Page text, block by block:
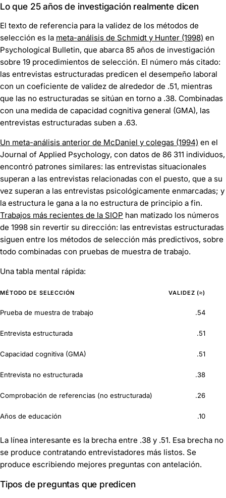
Lo que 25 años de investigación realmente dicen
El texto de referencia para la validez de los métodos de
selección es la meta-análisis de Schmidt y Hunter (1998) en
Psychological Bulletin, que abarca 85 años de investigación
sobre 19 procedimientos de selección. El número más citado:
las entrevistas estructuradas predicen el desempeño laboral
con un coeficiente de validez de alrededor de .51, mientras
que las no estructuradas se sitúan en torno a .38. Combinadas
con una medida de capacidad cognitiva general (GMA), las
entrevistas estructuradas suben a .63.
Un meta-análisis anterior de McDaniel y colegas (1994) en el
Journal of Applied Psychology, con datos de 86 311 individuos,
encontró patrones similares: las entrevistas situacionales
superan a las entrevistas relacionadas con el puesto, que a su
vez superan a las entrevistas psicológicamente enmarcadas; y
la estructura le gana a la no estructura de principio a fin.
Trabajos más recientes de la SIOP han matizado los números
de 1998 sin revertir su dirección: las entrevistas estructuradas
siguen entre los métodos de selección más predictivos, sobre
todo combinadas con pruebas de muestra de trabajo.
Una tabla mental rápida:
MÉTODO DE SELECCIÓN VALIDEZ (≈)
Prueba de muestra de trabajo .54
Entrevista estructurada .51
Capacidad cognitiva (GMA) .51
Entrevista no estructurada .38
Comprobación de referencias (no estructurada) .26
Años de educación .10
La línea interesante es la brecha entre .38 y .51. Esa brecha no
se produce contratando entrevistadores más listos. Se
produce escribiendo mejores preguntas con antelación.
Tipos de preguntas que predicen